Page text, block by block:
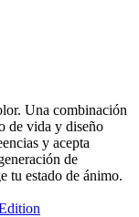
Una combinación
de vida y diseño
y acepta
de
tu estado de ánimo.